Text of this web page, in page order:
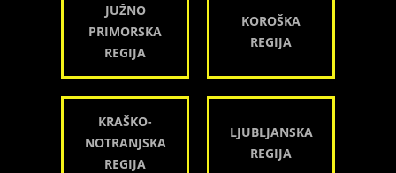
JUŽNO
PRIMORSKA
REGIJA
KOROŠKA
REGIJA
KRAŠKO-
NOTRANJSKA
REGIJA
LJUBLJANSKA
REGIJA